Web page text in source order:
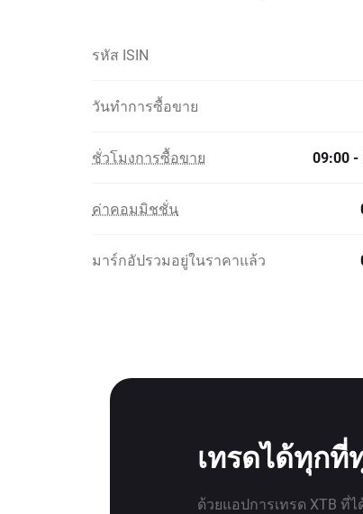
รหัส ISIN
วันทำการซื้อขาย
ชั่วโมงการซื้อขาย 09:00 -
ค่าคอมมิชชั่น
มาร์กอัปรวมอยู่ในราคาแล้ว
เทรดได้ทุกที่
ด้วยแอปการเทรด XTB ที่